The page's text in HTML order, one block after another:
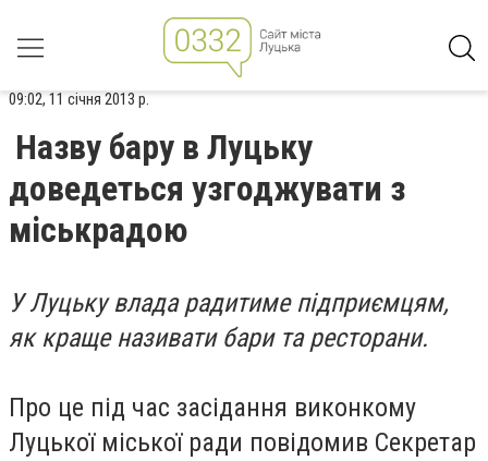
09:02, 11 січня 2013 р.
Назву бару в Луцьку
доведеться узгоджувати з
міськрадою
У Луцьку влада радитиме підприємцям,
як краще називати бари та ресторани.
Про це під час засідання виконкому
Луцької міської ради повідомив Секретар